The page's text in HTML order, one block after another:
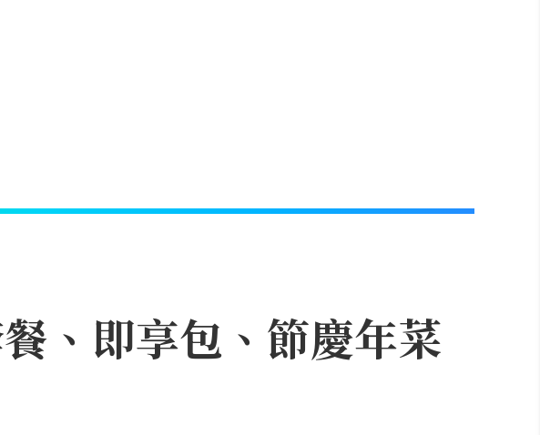
、即享包、節慶年菜